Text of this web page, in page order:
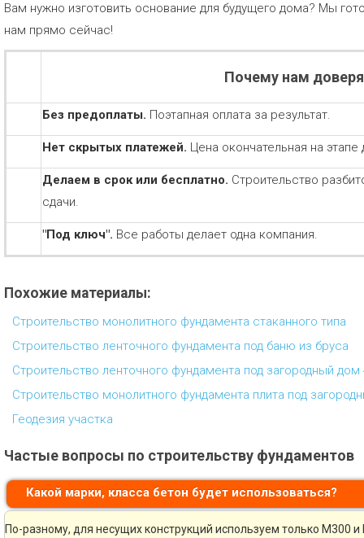
Вам нужно изготовить основание для будущего дома? Мы
нам прямо сейчас!
Почему нам
Без предоплаты. Поэтапная оплата за результат.
Нет скрытых платежей. Цена окончательная на этапе
Делаем в срок или бесплатно. Строительство
сдачи.
"Под ключ". Все работы делает одна компания.
Похожие материалы:
Строительство монолитного фундамента стаканного типа
Строительство ленточного фундамента под баню из бруса
Строительство ленточного фундамента под загородный дом
Строительство монолитного фундамента плита под
Геодезия участка
Частые вопросы по строительству фундаментов
Какой марки, класса бетон будет использоваться?
По-разному, для несущих конструкций используем только М300